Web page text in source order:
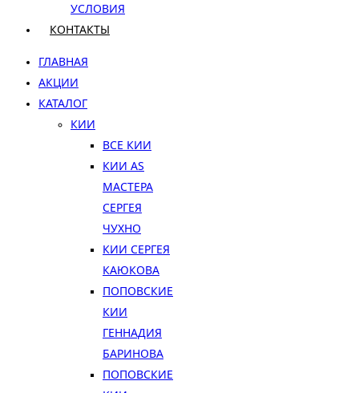
УСЛОВИЯ
КОНТАКТЫ
ГЛАВНАЯ
АКЦИИ
КАТАЛОГ
КИИ
ВСЕ КИИ
КИИ AS
МАСТЕРА
СЕРГЕЯ
ЧУХНО
КИИ СЕРГЕЯ
КАЮКОВА
ПОПОВСКИЕ
КИИ
ГЕННАДИЯ
БАРИНОВА
ПОПОВСКИЕ